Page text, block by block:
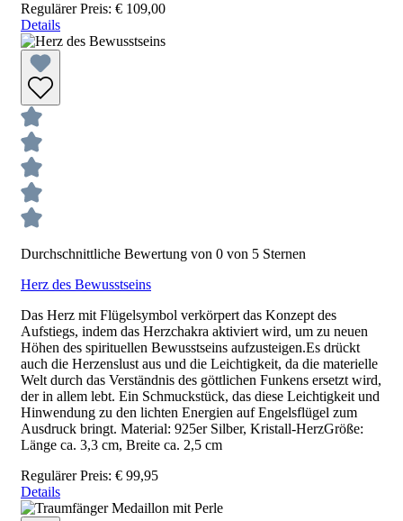
Regulärer Preis: € 109,00
Details
Durchschnittliche Bewertung von 0 von 5 Sternen
Herz des Bewusstseins
Das Herz mit Flügelsymbol verkörpert das Konzept des
Aufstiegs, indem das Herzchakra aktiviert wird, um zu neuen
Höhen des spirituellen Bewusstseins aufzusteigen.Es drückt
auch die Herzenslust aus und die Leichtigkeit, da die materielle
Welt durch das Verständnis des göttlichen Funkens ersetzt wird,
der in allem lebt. Ein Schmuckstück, das diese Leichtigkeit und
Hinwendung zu den lichten Energien auf Engelsflügel zum
Ausdruck bringt. Material: 925er Silber, Kristall-HerzGröße:
Länge ca. 3,3 cm, Breite ca. 2,5 cm
Regulärer Preis: € 99,95
Details